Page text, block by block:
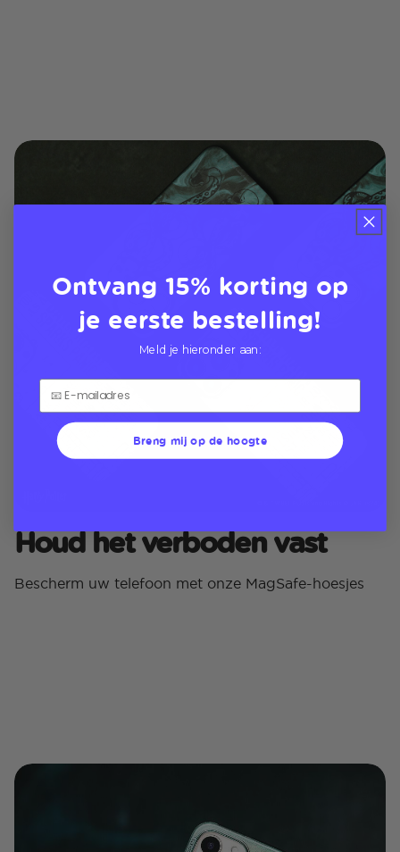
Houd het verboden vast
Bescherm uw telefoon met onze MagSafe-hoesjes
Ontvang 15% korting op
je eerste bestelling!
Meld je hieronder aan:
Breng mij op de hoogte